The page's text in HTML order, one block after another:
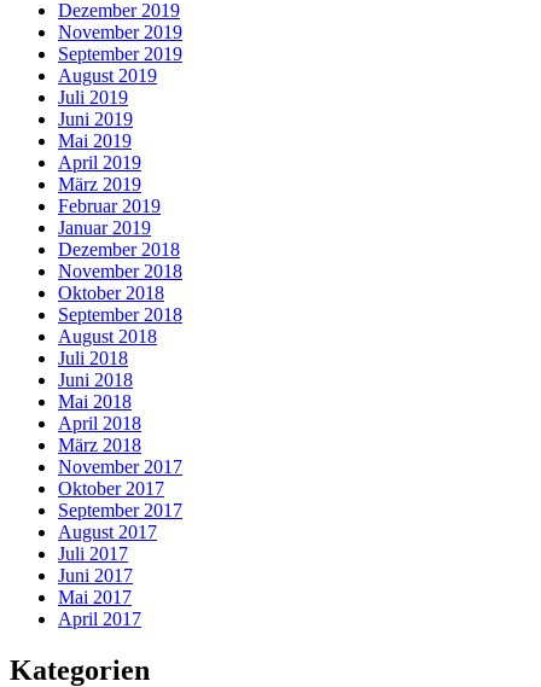
Dezember 2019
November 2019
September 2019
August 2019
Juli 2019
Juni 2019
Mai 2019
April 2019
März 2019
Februar 2019
Januar 2019
Dezember 2018
November 2018
Oktober 2018
September 2018
August 2018
Juli 2018
Juni 2018
Mai 2018
April 2018
März 2018
November 2017
Oktober 2017
September 2017
August 2017
Juli 2017
Juni 2017
Mai 2017
April 2017
Kategorien